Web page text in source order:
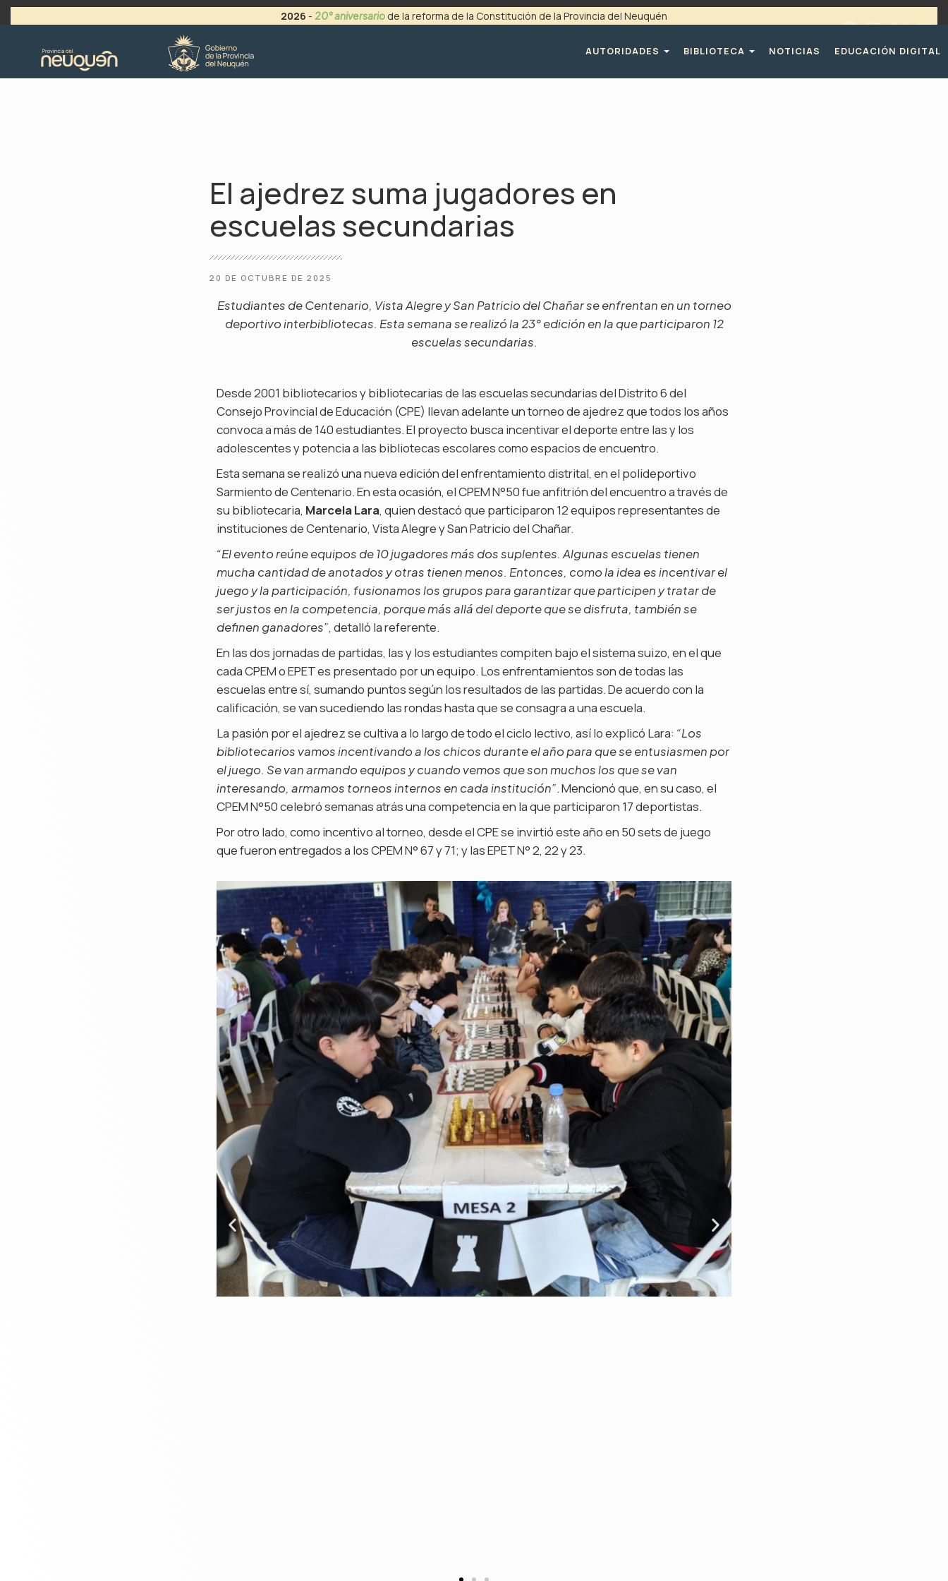
2026 - 20° aniversario de la reforma de la Constitución de la Provincia del Neuquén
AUTORIDADES
BIBLIOTECA NOTICIAS EDUCACIÓN DIGITAL
El ajedrez suma jugadores en
escuelas secundarias
20 DE OCTUBRE DE 2025
Estudiantes de Centenario, Vista Alegre y San Patricio del Chañar se enfrentan en un torneo
deportivo interbibliotecas. Esta semana se realizó la 23° edición en la que participaron 12
escuelas secundarias.
Desde 2001 bibliotecarios y bibliotecarias de las escuelas secundarias del Distrito 6 del
Consejo Provincial de Educación (CPE) llevan adelante un torneo de ajedrez que todos los años
convoca a más de 140 estudiantes. El proyecto busca incentivar el deporte entre las y los
adolescentes y potencia a las bibliotecas escolares como espacios de encuentro.
Esta semana se realizó una nueva edición del enfrentamiento distrital, en el polideportivo
Sarmiento de Centenario. En esta ocasión, el CPEM N°50 fue anfitrión del encuentro a través de
su bibliotecaria, Marcela Lara, quien destacó que participaron 12 equipos representantes de
instituciones de Centenario, Vista Alegre y San Patricio del Chañar.
“El evento reúne equipos de 10 jugadores más dos suplentes. Algunas escuelas tienen
mucha cantidad de anotados y otras tienen menos. Entonces, como la idea es incentivar el
juego y la participación, fusionamos los grupos para garantizar que participen y tratar de
ser justos en la competencia, porque más allá del deporte que se disfruta, también se
definen ganadores”, detalló la referente.
En las dos jornadas de partidas, las y los estudiantes compiten bajo el sistema suizo, en el que
cada CPEM o EPET es presentado por un equipo. Los enfrentamientos son de todas las
escuelas entre sí, sumando puntos según los resultados de las partidas. De acuerdo con la
calificación, se van sucediendo las rondas hasta que se consagra a una escuela.
La pasión por el ajedrez se cultiva a lo largo de todo el ciclo lectivo, así lo explicó Lara: “Los
bibliotecarios vamos incentivando a los chicos durante el año para que se entusiasmen por
el juego. Se van armando equipos y cuando vemos que son muchos los que se van
interesando, armamos torneos internos en cada institución”. Mencionó que, en su caso, el
CPEM N°50 celebró semanas atrás una competencia en la que participaron 17 deportistas.
Por otro lado, como incentivo al torneo, desde el CPE se invirtió este año en 50 sets de juego
que fueron entregados a los CPEM N° 67 y 71; y las EPET N° 2, 22 y 23.